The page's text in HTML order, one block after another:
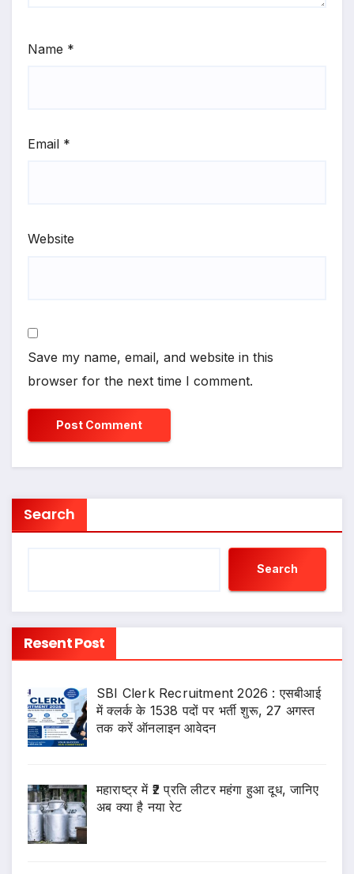
Name *
Email *
Website
Save my name, email, and website in this
browser for the next time I comment.
Search
Search
Resent Post
SBI Clerk Recruitment 2026 : एसबीआई
में क्लर्क के 1538 पदों पर भर्ती शुरू, 27 अगस्त
तक करें ऑनलाइन आवेदन
महाराष्ट्र में ₹2 प्रति लीटर महंगा हुआ दूध, जानिए
अब क्या है नया रेट